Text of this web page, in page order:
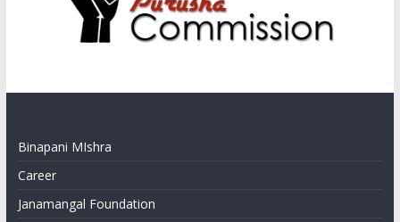
Binapani MIshra
Career
Janamangal Foundation